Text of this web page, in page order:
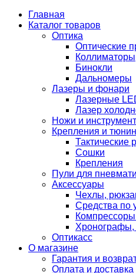
Главная
Каталог товаров
Оптика
Оптические
Коллиматоры
Бинокли
Дальномеры
Лазеры и фонари
Лазерные
Лазер
Ножи и инструмент
Крепления и
Тактические
Сошки
Крепления
Пули для
Аксессуары
Чехлы,
Средства по
Хронографы,
Оптикасс
О магазине
Гарантия и
Оплата и доставка